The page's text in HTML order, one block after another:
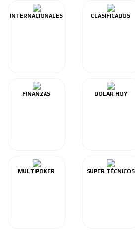
INTERNACIONALES CLASIFICADOS
FINANZAS DOLAR HOY
MULTIPOKER SUPER TÉCNICOS